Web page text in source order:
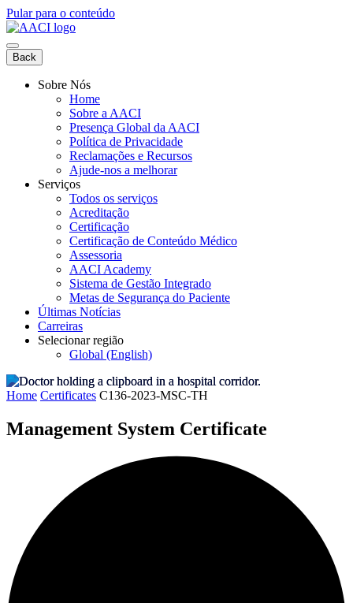
Pular para o conteúdo
Back
Sobre Nós
Home
Sobre a AACI
Presença Global da AACI
Política de Privacidade
Reclamações e Recursos
Ajude-nos a melhorar
Serviços
Todos os serviços
Acreditação
Certificação
Certificação de Conteúdo Médico
Assessoria
AACI Academy
Sistema de Gestão Integrado
Metas de Segurança do Paciente
Últimas Notícias
Carreiras
Selecionar região
Global (English)
Home Certificates C136-2023-MSC-TH
Management System Certificate